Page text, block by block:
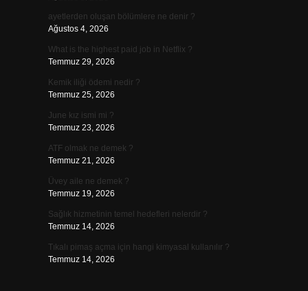
ayetlerden oluşan bölümlere ne denir ?
Ağustos 4, 2026
What is the highest paid job in Netflix ?
Temmuz 29, 2026
Kemik iliği ödemi nedir ?
Temmuz 25, 2026
June kız ismi mi ?
Temmuz 23, 2026
ATF olmak ne demek ?
Temmuz 21, 2026
Üvey aile ne demek ?
Temmuz 19, 2026
Sağlık hizmetinin temel hedefleri nelerdir ?
Temmuz 14, 2026
Tıkalı pimaş açma için hangi kimyasal kullanılır ?
Temmuz 14, 2026